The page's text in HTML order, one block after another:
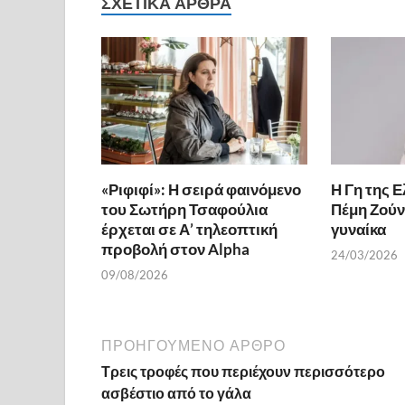
o
o
k
t
σ
«Ριφιφί»: Η σειρά φαινόμενο
του Σωτήρη Τσαφούλια
έρχεται σε Α’ τηλεοπτική
προβολή στον Alpha
09/08/2026
Η Γη της
Πέμη
γυναίκα
24/03/2026
ΠΡΟΗΓΟΎΜΕΝΟ ΆΡΘΡΟ
Τρεις τροφές που περιέχουν περισσότερο
ασβέστιο από το γάλα